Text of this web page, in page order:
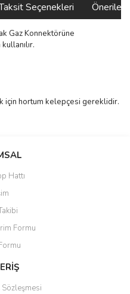
Seçenekleri
Gaz Konnektörüne
için hortum kelepçesi gereklidir.
siz yapın!
görüntülenemiyor.
bulunuyor.
olmalı.
Hattı
Formu
Sözleşmesi